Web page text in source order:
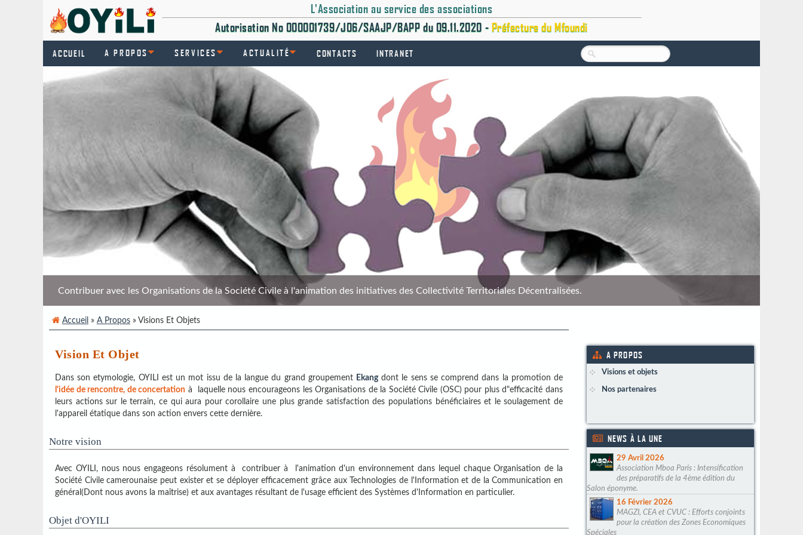
L'Association au service des associations
Autorisation No 000001739/J06/SAAJP/BAPP du 09.11.2020 - Préfecture du Mfoundi
ACCUEIL A PROPOS SERVICES ACTUALITÉ CONTACTS INTRANET
Contribuer avec les Organisations de la Société Civile à l'animation des initiatives des Collectivité Territoriales Décentralisées.
Accueil » A Propos » Visions Et Objets
Vision Et Objet
Dans son etymologie, OYILI est un mot issu de la langue du grand groupement Ekangdont le sens se comprend dans la promotion de
l'idée de rencontre, de concertation à laquelle nous encourageons les Organisations de la Société Civile (OSC) pour plus d"efficacité dans
leurs actions sur le terrain, ce qui aura pour corollaire une plus grande satisfaction des populations bénéficiaires et le soulagement de
l'appareil étatique dans son action envers cette dernière.
Notre vision
Avec OYILI, nous nous engageons résolument à contribuer à l'animation d'un environnement dans lequel chaque Organisation de la
Société Civile camerounaise peut exister et se déployer efficacement grâce aux Technologies de l'Information et de la Communication en
général(Dont nous avons la maîtrise) et aux avantages résultant de l'usage efficient des Systèmes d'Information en particulier.
Objet d'OYILI
A PROPOS
Visions et objets
Nos partenaires
NEWS À LA UNE
29 Avril 2026
Association Mboa Paris : Intensification
des préparatifs de la 4ème édition du
Salon éponyme.
16 Février 2026
MAGZI, CEA et CVUC : Efforts conjoints
pour la création des Zones Economiques
Spéciales